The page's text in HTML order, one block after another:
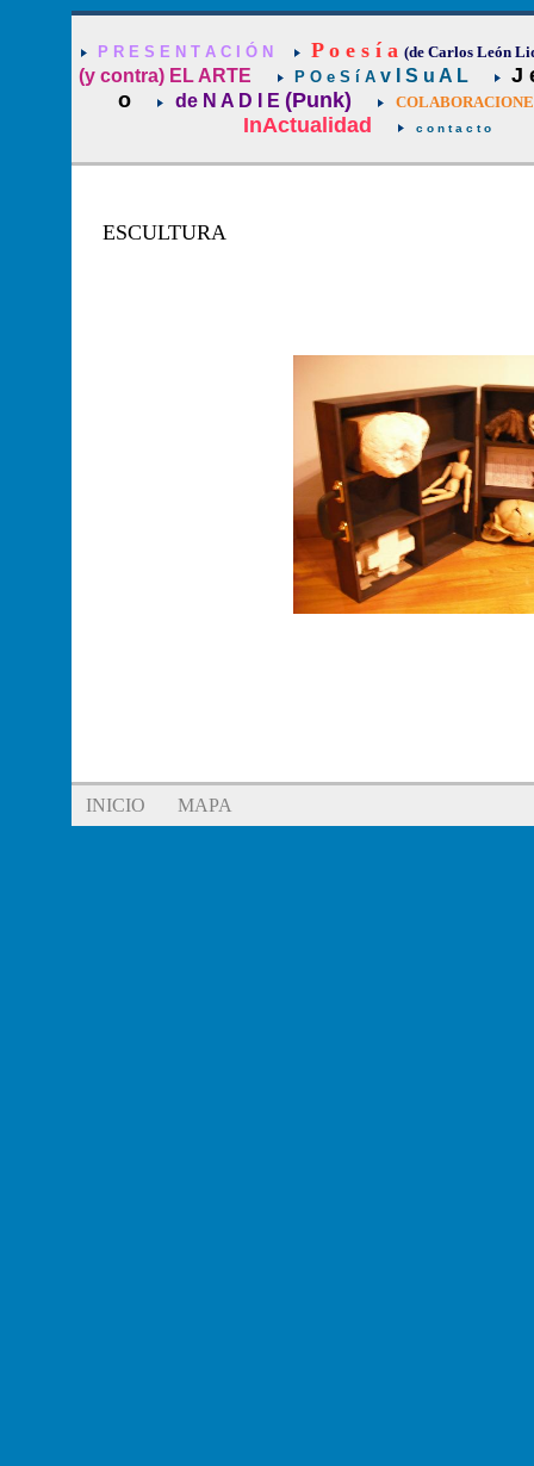
P R E S E N T A C I Ó N P o e s í a (de Carlos León
(y contra) EL ARTE P O e S í Av I S u A L
J
o
de N A D I E (Punk)
InActualidad c o n t a c t o
ESCULTURA
INICIO MAPA